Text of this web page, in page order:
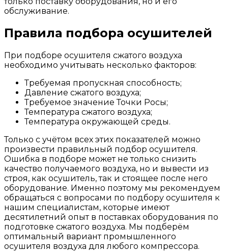
обслуживание.
Правила подбора осушителей
При подборе осушителя сжатого воздуха
необходимо учитывать несколько факторов:
Требуемая пропускная способность;
Давление сжатого воздуха;
Требуемое значение Точки Росы;
Температура сжатого воздуха;
Температура окружающей среды.
Только с учётом всех этих показателей можно
произвести правильный подбор осушителя.
Ошибка в подборе может не только снизить
качество получаемого воздуха, но и вывести из
строя, как осушитель, так и стоящее после него
оборудование. Именно поэтому мы рекомендуем
обращаться с вопросами по подбору осушителя к
нашим специалистам, которые имеют
десятилетний опыт в поставках оборудования по
подготовке сжатого воздуха. Мы подберём
оптимальный вариант промышленного
осушителя воздуха для любого компрессора.